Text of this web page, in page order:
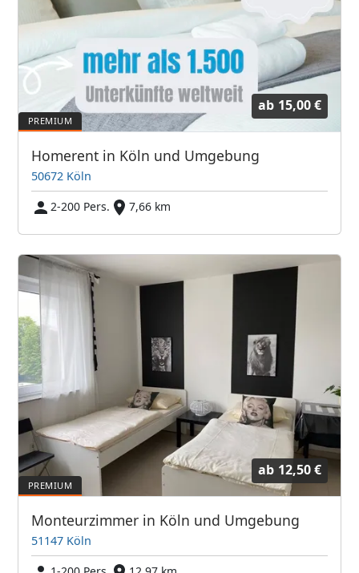
ab 15,00 €
Homerent in Köln und Umgebung
50672 Köln
2-200 Pers.
7,66 km
ab 12,50 €
Monteurzimmer in Köln und Umgebung
51147 Köln